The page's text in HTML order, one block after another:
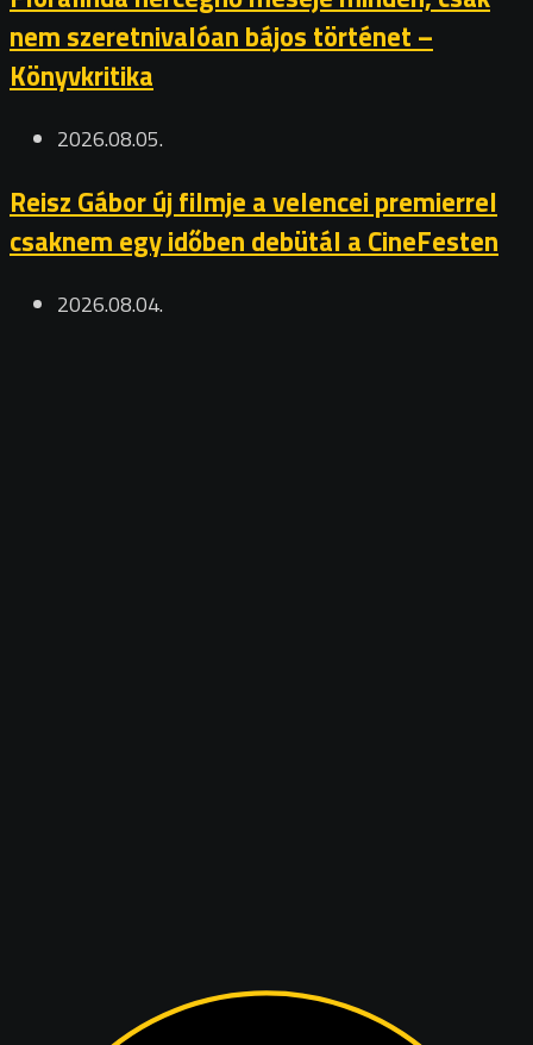
nem szeretnivalóan bájos történet –
Könyvkritika
2026.08.05.
Reisz Gábor új filmje a velencei premierrel
csaknem egy időben debütál a CineFesten
2026.08.04.